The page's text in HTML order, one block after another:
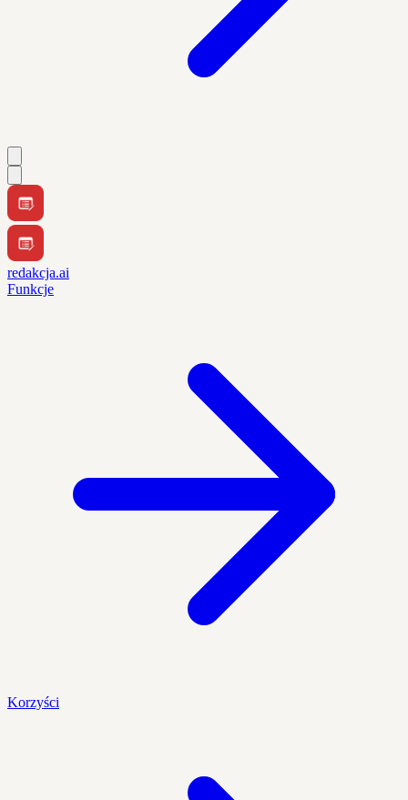
redakcja.ai
Funkcje
Korzyści